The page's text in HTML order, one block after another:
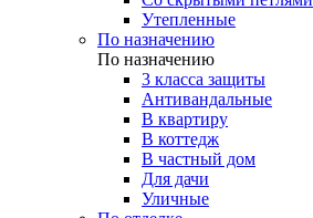
Утепленные
По назначению
По назначению
3 класса защиты
Антивандальные
В квартиру
В коттедж
В частный дом
Для дачи
Уличные